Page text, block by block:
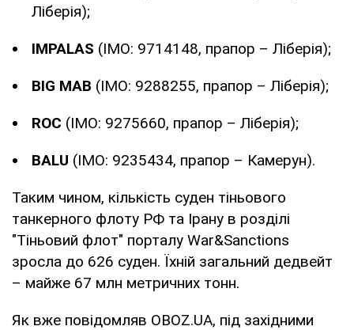
Ліберія);
IMPALAS (IMO: 9714148, прапор – Ліберія);
BIG MAB (IMO: 9288255, прапор – Ліберія);
ROC (IMO: 9275660, прапор – Ліберія);
BALU (IMO: 9235434, прапор – Камерун).
Таким чином, кількість суден тіньового
танкерного флоту РФ та Ірану в розділі
"Тіньовий флот" порталу War&Sanctions
зросла до 626 суден. Їхній загальний дедвейт
– майже 67 млн метричних тонн.
Як вже повідомляв OBOZ.UA, під західними